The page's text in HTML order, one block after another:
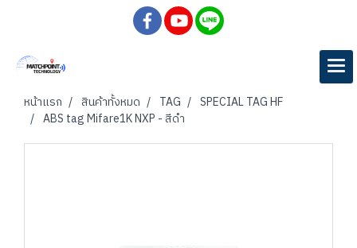
หน้าแรก สินค้าทั้งหมด TAG
SPECIAL TAG HF
ABS tag Mifare1K NXP - สีดำ